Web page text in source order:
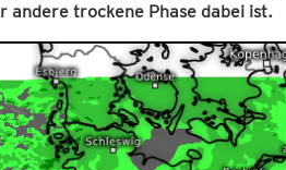
andere trockene Phase dabei ist.